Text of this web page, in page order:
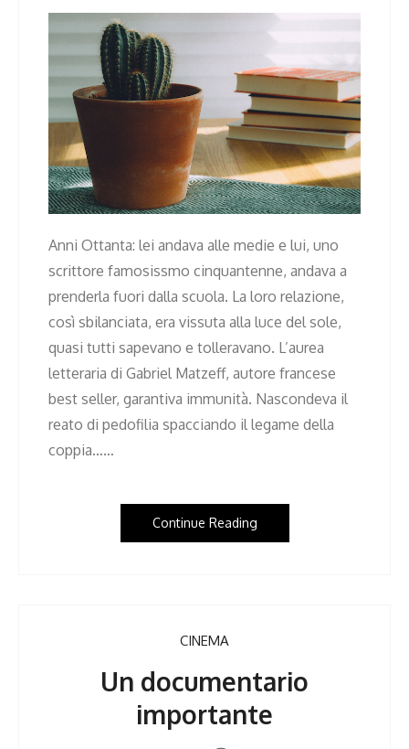
Anni Ottanta: lei andava alle medie e lui, uno
scrittore famosissmo cinquantenne, andava a
prenderla fuori dalla scuola. La loro relazione,
così sbilanciata, era vissuta alla luce del sole,
quasi tutti sapevano e tolleravano. L’aurea
letteraria di Gabriel Matzeff, autore francese
best seller, garantiva immunità. Nascondeva il
reato di pedofilia spacciando il legame della
coppia……
Continue Reading
CINEMA
Un documentario
importante